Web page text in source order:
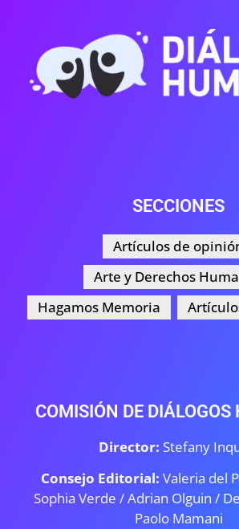
SECCIONES
Artículos de
Arte y Derechos
Hagamos Memoria
COMISIÓN DE
Director: Stefany
Consejo Editorial: Valeria del
Sophia Verde /Adrian Olguin /
Paolo Mamani